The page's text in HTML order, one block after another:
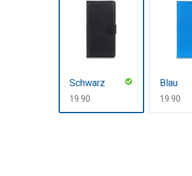
Schwarz
CHF
19.90
Blau
CHF
19.90